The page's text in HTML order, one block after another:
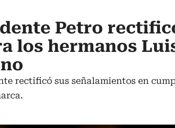
Petro
los hermanos
rectificó sus señalamientos en